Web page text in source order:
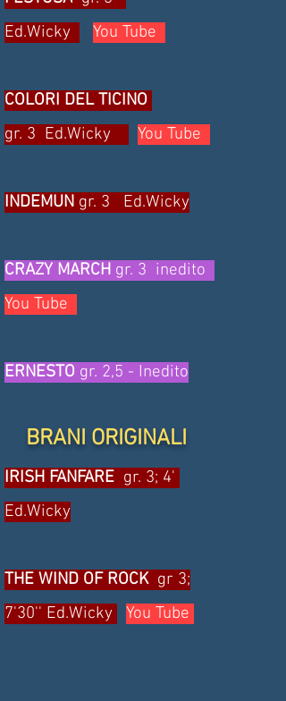
Ed.Wicky
You Tube
COLORI DEL TICINO
gr. 3 Ed.Wicky
You Tube
INDEMUN gr. 3 Ed.Wicky
CRAZY MARCH gr. 3 inedito
You Tube
ERNESTO gr. 2,5 - Inedito
BRANI ORIGINALI
IRISH FANFARE gr. 3; 4'
Ed.Wicky
THE WIND OF ROCK gr 3;
7'30'' Ed.Wicky
You Tube